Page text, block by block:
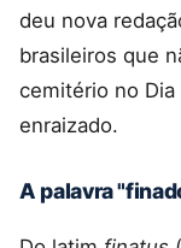
deu nova
brasileiros que
cemitério no
enraizado.
A palavra